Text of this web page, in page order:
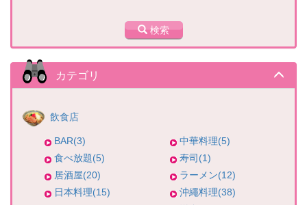
検索
カテゴリ
飲食店
BAR(3)
中華料理(5)
食べ放題(5)
寿司(1)
居酒屋(20)
ラーメン(12)
日本料理(15)
沖繩料理(38)